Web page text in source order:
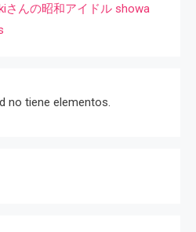
さんの昭和アイドル showa
no tiene elementos.